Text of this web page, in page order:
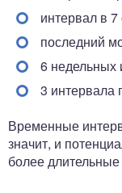
интервал в
последний
6 недельных
3 интервала
Временные
значит, и
более